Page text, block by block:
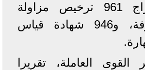
عن استخراج 961 ترخيص مزاولة
مزاولة حرفة، و946 شهادة قياس
القوى العاملة، تقريرا